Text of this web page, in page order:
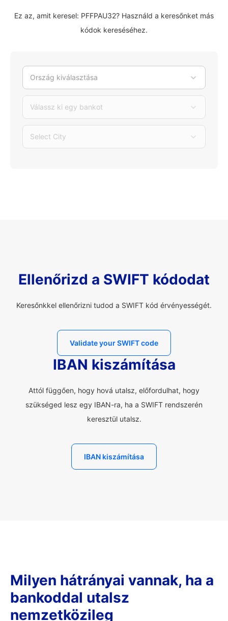
Ez az, amit keresel: PFFPAU32? Használd a keresőnket más
kódok kereséséhez.
Ország kiválasztása
Válassz ki egy bankot
Select City
Ellenőrizd a SWIFT kódodat
Keresőnkkel ellenőrizni tudod a SWIFT kód érvényességét.
Validate your SWIFT code
IBAN kiszámítása
Attól függően, hogy hová utalsz, előfordulhat, hogy
szükséged lesz egy IBAN-ra, ha a SWIFT rendszerén
keresztül utalsz.
IBAN kiszámítása
Milyen hátrányai vannak, ha a
bankoddal utalsz
nemzetközileg